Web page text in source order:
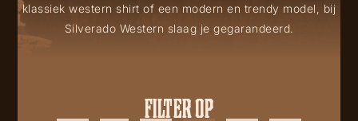
klassiek western shirt of een modern en trendy model, bij
Silverado Western slaag je gegarandeerd.
FILTER OP